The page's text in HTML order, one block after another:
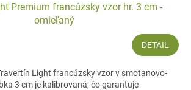
Premium francúzsky vzor hr. 3 cm -
omieľaný
DETAIL
Light francúzsky vzor v smotanovo-
3 cm je kalibrovaná, čo garantuje